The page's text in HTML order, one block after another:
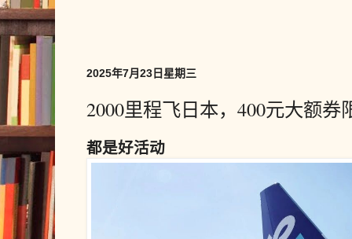
2025年7月23日星期三
2000里程飞日本，400元大额券
都是好活动